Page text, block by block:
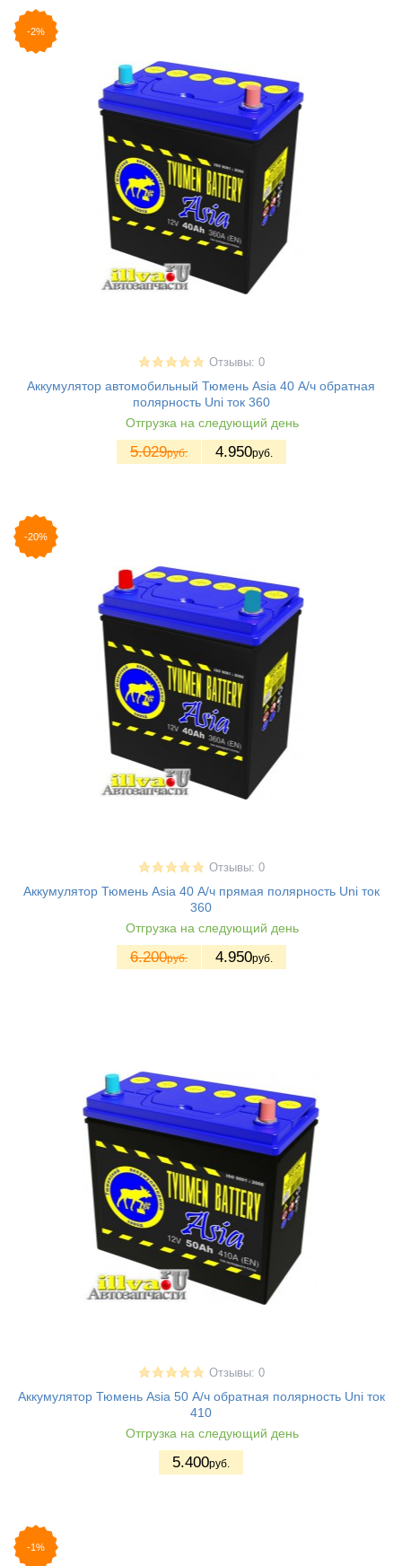
-2%
Отзывы: 0
Аккумулятор автомобильный Тюмень Asia 40 А/ч обратная
полярность Uni ток 360
Отгрузка на следующий день
5.029руб. 4.950руб.
-20%
Отзывы: 0
Аккумулятор Тюмень Asia 40 А/ч прямая полярность Uni ток
360
Отгрузка на следующий день
6.200руб. 4.950руб.
Отзывы: 0
Аккумулятор Тюмень Asia 50 А/ч обратная полярность Uni ток
410
Отгрузка на следующий день
5.400руб.
-1%